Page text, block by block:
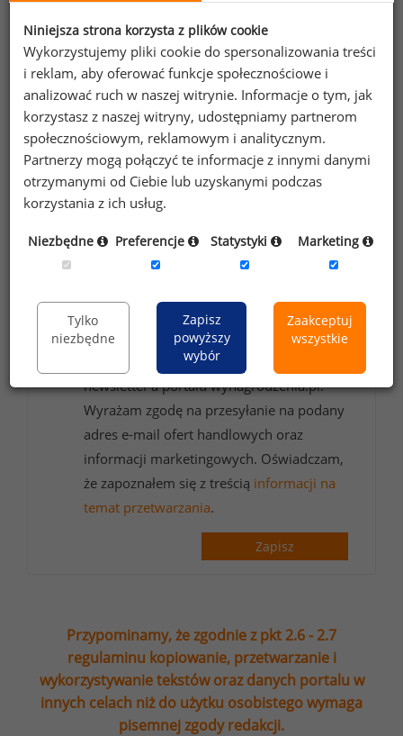
Wybierz opcję dostosowana do Twoich
potrzeb! Przetestuj strefę premium.
Chcesz na bieżąco śledzić najnowsze informacje o
wynagrodzeniach?
Zapisz się do newslettera!
danych osobowych zawartych w
formularzu przez Sedlak
Sedlak sp. z o.o.
sp. k. w celu otrzymywania bezpłatnego
newsletter’a portalu wynagrodzenia.pl.
Wyrażam zgodę na przesyłanie na podany
adres e-mail ofert handlowych oraz
informacji marketingowych. Oświadczam,
że zapoznałem się z treścią informacji na
temat przetwarzania.
Zapisz
Przypominamy, że zgodnie z pkt 2.6 - 2.7
regulaminu kopiowanie, przetwarzanie i
wykorzystywanie tekstów oraz danych portalu w
innych celach niż do użytku osobistego wymaga
pisemnej zgody redakcji.
Niniejsza strona korzysta z plików cookie
Wykorzystujemy pliki cookie do spersonalizowania treści
i reklam, aby oferować funkcje społecznościowe i
analizować ruch w naszej witrynie. Informacje o tym, jak
korzystasz z naszej witryny, udostępniamy partnerom
społecznościowym, reklamowym i analitycznym.
Partnerzy mogą połączyć te informacje z innymi danymi
otrzymanymi od Ciebie lub uzyskanymi podczas
korzystania z ich usług.
Niezbędne Preferencje Statystyki Marketing
Tylko
niezbędne
Zapisz
powyższy
wybór
Zaakceptuj
wszystkie